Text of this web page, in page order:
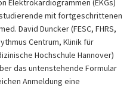
Elektrokardiogrammen (EKGs)
mit fortgeschrittenen
David Duncker (FESC, FHRS,
Centrum, Klinik für
Hochschule Hannover)
das untenstehende Formular
Anmeldung eine